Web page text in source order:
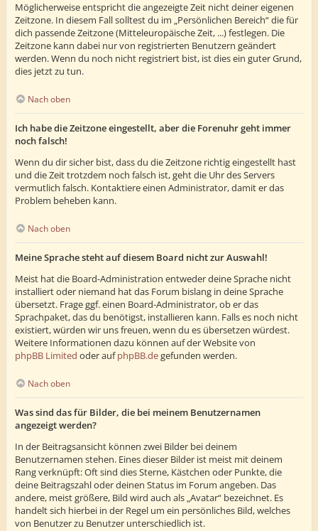
Möglicherweise entspricht die angezeigte Zeit nicht deiner eigenen
Zeitzone. In diesem Fall solltest du im „Persönlichen Bereich“ die für
dich passende Zeitzone (Mitteleuropäische Zeit, ...) festlegen. Die
Zeitzone kann dabei nur von registrierten Benutzern geändert
werden. Wenn du noch nicht registriert bist, ist dies ein guter Grund,
dies jetzt zu tun.
Nach oben
Ich habe die Zeitzone eingestellt, aber die Forenuhr geht immer
noch falsch!
Wenn du dir sicher bist, dass du die Zeitzone richtig eingestellt hast
und die Zeit trotzdem noch falsch ist, geht die Uhr des Servers
vermutlich falsch. Kontaktiere einen Administrator, damit er das
Problem beheben kann.
Nach oben
Meine Sprache steht auf diesem Board nicht zur Auswahl!
Meist hat die Board-Administration entweder deine Sprache nicht
installiert oder niemand hat das Forum bislang in deine Sprache
übersetzt. Frage ggf. einen Board-Administrator, ob er das
Sprachpaket, das du benötigst, installieren kann. Falls es noch nicht
existiert, würden wir uns freuen, wenn du es übersetzen würdest.
Weitere Informationen dazu können auf der Website von
phpBB Limited oder aufphpBB.degefunden werden.
Nach oben
Was sind das für Bilder, die bei meinem Benutzernamen
angezeigt werden?
In der Beitragsansicht können zwei Bilder bei deinem
Benutzernamen stehen. Eines dieser Bilder ist meist mit deinem
Rang verknüpft: Oft sind dies Sterne, Kästchen oder Punkte, die
deine Beitragszahl oder deinen Status im Forum angeben. Das
andere, meist größere, Bild wird auch als „Avatar“ bezeichnet. Es
handelt sich hierbei in der Regel um ein persönliches Bild, welches
von Benutzer zu Benutzer unterschiedlich ist.